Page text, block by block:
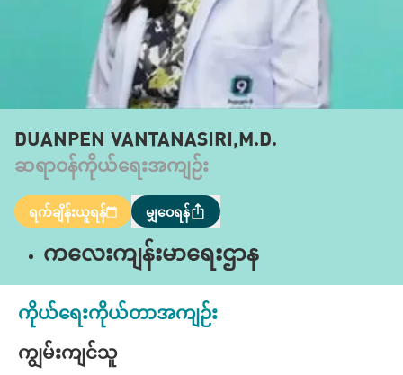
DUANPEN VANTANASIRI,M.D.
ဆရာဝန်ကိုယ်ရေးအကျဉ်း
ရက်ချိန်းယူရန် မျှဝေရန်
ကလေးကျန်းမာရေးဌာန
ကိုယ်ရေးကိုယ်တာအကျဉ်း
ကျွမ်းကျင်သူ